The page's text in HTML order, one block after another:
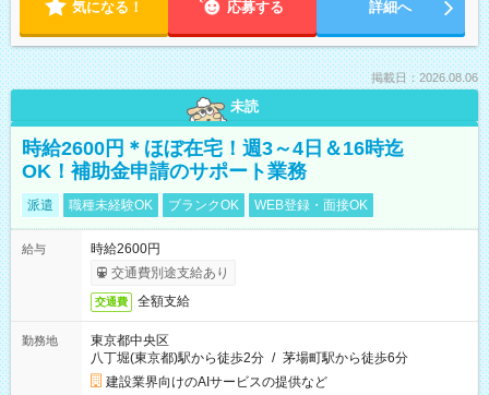
気になる！ 応募する 詳細へ
掲載日：2026.08.06
未読
時給2600円＊ほぼ在宅！週3～4日＆16時迄
OK！補助金申請のサポート業務
派遣 職種未経験OK ブランクOK WEB登録・面接OK
給与
時給2600円
交通費別途支給あり
交通費 全額支給
勤務地
東京都中央区
八丁堀(東京都)駅から徒歩2分 / 茅場町駅から徒歩6分
建設業界向けのAIサービスの提供など